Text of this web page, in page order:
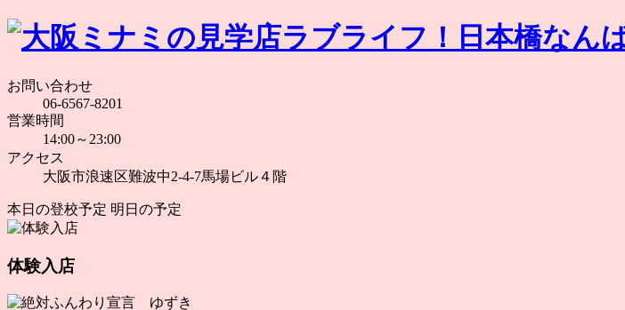
お問い合わせ
06-6567-8201
営業時間
14:00～23:00
アクセス
大阪市浪速区難波中2-4-7馬場ビル４階
本日の登校予定 明日の予定
体験入店